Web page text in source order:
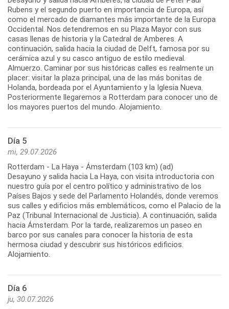
Rubens y el segundo puerto en importancia de Europa, así
como el mercado de diamantes más importante de la Europa
Occidental. Nos detendremos en su Plaza Mayor con sus
casas llenas de historia y la Catedral de Amberes. A
continuación, salida hacia la ciudad de Delft, famosa por su
cerámica azul y su casco antiguo de estilo medieval.
Almuerzo. Caminar por sus históricas calles es realmente un
placer: visitar la plaza principal, una de las más bonitas de
Holanda, bordeada por el Ayuntamiento y la Iglesia Nueva.
Posteriormente llegaremos a Rotterdam para conocer uno de
Día 5
mi, 29.07.2026
Rotterdam - La Haya - Ámsterdam (103 km) (ad)
Desayuno y salida hacia La Haya, con visita introductoria con
nuestro guía por el centro político y administrativo de los
Países Bajos y sede del Parlamento Holandés, donde veremos
sus calles y edificios más emblemáticos, como el Palacio de la
Paz (Tribunal Internacional de Justicia). A continuación, salida
hacia Ámsterdam. Por la tarde, realizaremos un paseo en
barco por sus canales para conocer la historia de esta
hermosa ciudad y descubrir sus históricos edificios.
Día 6
ju, 30.07.2026